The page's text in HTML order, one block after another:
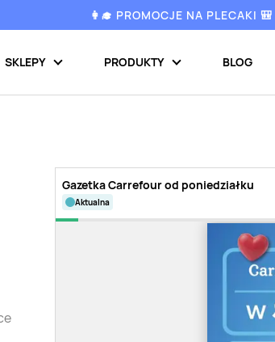
👩‍🎓 PROMOCJE NA PLECAKI 🎒
SKLEPY PRODUKTY BLOG
Gazetka Carrefour od poniedziałku
aktualna